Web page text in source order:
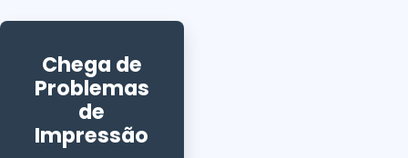
Chega de
Problemas
de
Impressão